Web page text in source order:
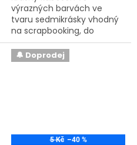
výrazných barvách ve
tvaru sedmikrásky vhodný
na scrapbooking, do
spybagů nebo látkových
knih (quiet booků).
🔔 Doprodej
5 Kč –40 %